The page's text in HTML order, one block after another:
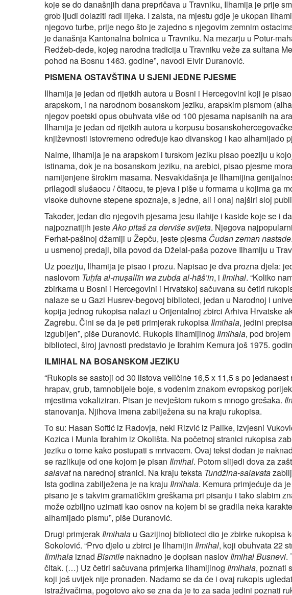
koje se do današnjih dana prepričava u Travniku, Ilhamija je prije
grob ljudi dolaziti radi lijeka. I zaista, na mjestu gdje je ukopan
njegovo turbe, prije nego što je zajedno s njegovim zemnim
je današnja Kantonalna bolnica u Travniku. Na mezarju u Potur-
Redžeb-dede, kojeg narodna tradicija u Travniku veže za sultana
pohod na Bosnu 1463. godine”, navodi Elvir Duranović.
PISMENA OSTAVŠTINA U SJENI JEDNE PJESME
Ilhamija je jedan od rijetkih autora u Bosni i Hercegovini koji je
arapskom, i na narodnom bosanskom jeziku, arapskim pismom
njegov poetski opus obuhvata više od 100 pjesama napisanih na
Ilhamija je jedan od rijetkih autora u korpusu
književnosti istovremeno određuje kao divanskog i kao alhamijado
Naime, Ilhamija je na arapskom i turskom jeziku pisao poeziju u
istinama, dok je na bosanskom jeziku, na arebici, pisao pjesme
namijenjene širokim masama. Nesvakidašnja je Ilhamijina
prilagodi slušaocu / čitaocu, te pjeva i piše u formama u kojima ga
visoke duhovne stepene spoznaje, s jedne, ali i onaj najširi sloj
Također, jedan dio njegovih pjesama jesu ilahije i kaside koje se i
najpoznatijih jesteAko pitaš za derviše svijeta. Njegova
Ferhat-pašinoj džamiji u Žepču, jeste pjesma Čudan zeman nastade
u usmenoj predaji, bila povod da Dželal-paša pozove Ilhamiju u
Uz poeziju, Ilhamija je pisao i prozu. Napisao je dva prozna djela:
naslovom Tuḥfa al-muṣallīn wa zubda al-hāš’in, i Ilmihal. “Koliko
zbirkama u Bosni i Hercegovini i Hrvatskoj sačuvana su četiri
nalaze se u Gazi Husrev-begovoj biblioteci, jedan u Narodnoj i
kopija jednog rukopisa nalazi u Orijentalnoj zbirci Arhiva Hrvatske
Zagrebu. Čini se da je peti primjerak rukopisa Ilmihala, jedini
izgubljen”, piše Duranović. Rukopis Ilhamijinog Ilmihala, pod
biblioteci, široj javnosti predstavio je Ibrahim Kemura još 1975.
ILMIHAL NA BOSANSKOM JEZIKU
“Rukopis se sastoji od 30 listova veličine 16,5 x 11,5 s po
hrapav, grub, tamnobijele boje, s vodenim znakom evropskog
mjestima vokaliziran. Pisan je nevještom rukom s mnogo grešaka.
stanovanja. Njihova imena zabilježena su na kraju rukopisa.
To su: Hasan Softić iz Radovja, neki Rizvić iz Palike, izvjesni
Kozica i Munla Ibrahim iz Okolišta. Na početnoj stranici rukopisa
jeziku o tome kako postupati s mrtvacem. Ovaj tekst dodan je
se razlikuje od one kojom je pisan Ilmihal. Potom slijedi dova za
salavatna narednoj stranici. Na kraju teksta Tundžina-salavata
Ista godina zabilježena je na kraju Ilmihala. Kemura primjećuje da
pisano je s takvim gramatičkim greškama pri pisanju i tako slabim
može ozbiljno uzimati kao osnov na kojem bi se gradila neka
alhamijado pismu”, piše Duranović.
Drugi primjerak Ilmihala u Gazijinoj biblioteci dio je zbirke rukopisa
Sokolović. “Prvo djelo u zbirci je Ilhamijin Ilmihal, koji obuhvata 22
Ilmihala iznad Bismile naknadno je dopisan naslov IlmihalBusnevi.
čitak. (…) Uz četiri sačuvana primjerka Ilhamijinog Ilmihala, poznati
koji još uvijek nije pronađen. Nadamo se da će i ovaj rukopis
istraživačima, pogotovo ako se zna da je to za sada jedini poznati